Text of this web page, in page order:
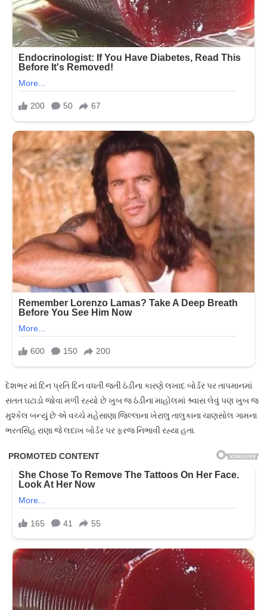
દેશભર માં દિન પ્રતિ દિન વધતી જતી ઠંડીના કારણે લખાદ બોર્ડર પર તાપમાનમાં
સતત ઘટાડો જોવા મળી રહ્યો છે ખુબ જ ઠંડીના માહોલમાં શ્ર્વાસ લેવું પણ ખુબ જ
મુશ્કેલ બન્યું છે એ વચ્ચે મહેસાણા જિલ્લાના ખેરાલુ તાલુકાના ચાણસોલ ગામના
ભરતસિંહ રાણા જે લદાખ બોર્ડર પર ફરજ નિભાવી રહ્યા હતા.